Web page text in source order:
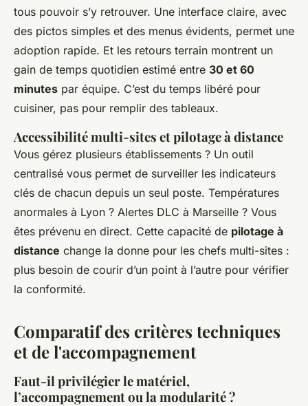
tous pouvoir s’y retrouver. Une interface claire, avec
des pictos simples et des menus évidents, permet une
adoption rapide. Et les retours terrain montrent un
gain de temps quotidien estimé entre 30 et 60
minutes par équipe. C’est du temps libéré pour
cuisiner, pas pour remplir des tableaux.
Accessibilité multi-sites et pilotage à distance
Vous gérez plusieurs établissements ? Un outil
centralisé vous permet de surveiller les indicateurs
clés de chacun depuis un seul poste. Températures
anormales à Lyon ? Alertes DLC à Marseille ? Vous
êtes prévenu en direct. Cette capacité de pilotage à
distance change la donne pour les chefs multi-sites :
plus besoin de courir d’un point à l’autre pour vérifier
la conformité.
Comparatif des critères techniques
et de l'accompagnement
Faut-il privilégier le matériel,
l’accompagnement ou la modularité ?